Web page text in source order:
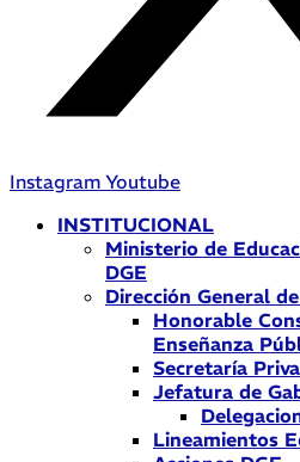
Instagram Youtube
INSTITUCIONAL
Ministerio de
DGE
Dirección General
Honorable
Enseñanza
Secretaría
Jefatura de
Lineamientos